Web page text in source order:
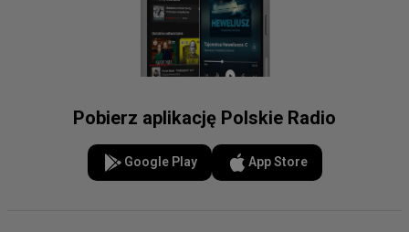
Pobierz aplikację Polskie Radio
Google Play App Store